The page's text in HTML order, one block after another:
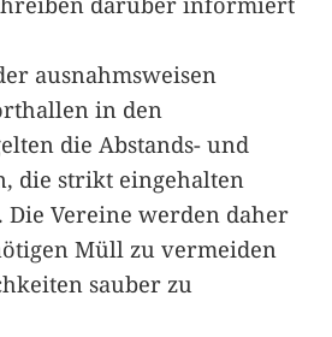
ausnahmsweisen
in den
die Abstands- und
die strikt eingehalten
Die Vereine werden daher
Müll zu vermeiden
sauber zu